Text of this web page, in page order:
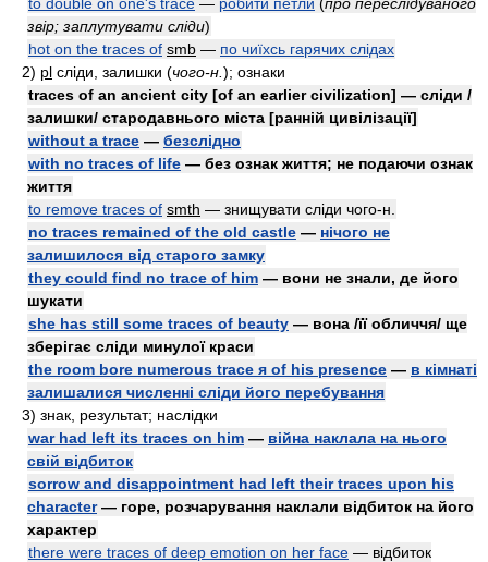
звір; заплутувати сліди)
hot on the traces of smb — по чиїхсь гарячих слідах
2) pl сліди, залишки (чого-н. ); ознаки
traces of an ancient city [of an earlier civilization] — сліди /
залишки/ стародавнього міста [ранній цивілізації]
without a trace — безслідно
with no traces of life — без ознак життя; не подаючи ознак
життя
to remove traces of smth — знищувати сліди чого-н.
no traces remained of the old castle — нічого не
залишилося від старого замку
they could find no trace of him — вони не знали, де його
шукати
she has still some traces of beauty — вона /її обличчя/ ще
зберігає сліди минулої краси
the room bore numerous trace я of his presence — в кімнаті
залишалися численні сліди його перебування
3) знак, результат; наслідки
war had left its traces on him — війна наклала на нього
свій відбиток
sorrow and disappointment had left their traces upon his
character— горе, розчарування наклали відбиток на його
характер
there were traces of deep emotion on her face — відбиток